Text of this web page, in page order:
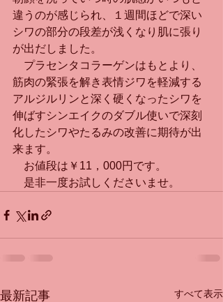
違うのが感じられ、１週間ほどで深い
シワの部分の段差が浅くなり肌に張り
が出だしました。
プラセンタコラーゲンはもとより、
筋肉の緊張を解き表情ジワを軽減する
アルジルリンと深く硬くなったシワを
伸ばすシンエイクのダブル使いで深刻
化したシワやたるみの改善に期待が出
来ます。
お値段は￥11，000円です。
是非一度お試しくださいませ。
最新記事 すべて表示